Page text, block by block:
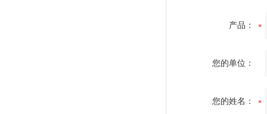
产品：
您的单位：
您的姓名：